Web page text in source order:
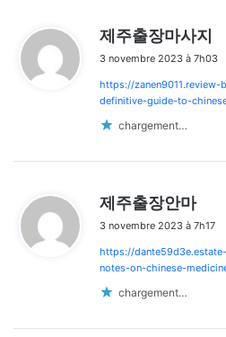
제주출장마사지
t
:
3 novembre 2023 à 7h03
https://
definitive-guide-to-
chargement…
제주출장안마
t
:
3 novembre 2023 à 7h17
https://
notes-on-chinese-
chargement…